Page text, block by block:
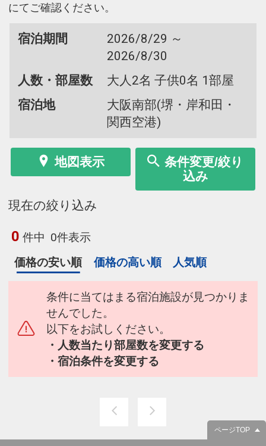
にてご確認ください。
宿泊期間
2026/8/29 ～
2026/8/30
人数・部屋数
大人2名 子供0名 1部屋
宿泊地
大阪南部(堺・岸和田・
関西空港)
地図表示
条件変更/絞り
込み
現在の絞り込み
0 件中 0件表示
価格の安い順
価格の高い順 人気順
条件に当てはまる宿泊施設が見つかりま
せんでした。
以下をお試しください。
・人数当たり部屋数を変更する
・宿泊条件を変更する
ページTOP